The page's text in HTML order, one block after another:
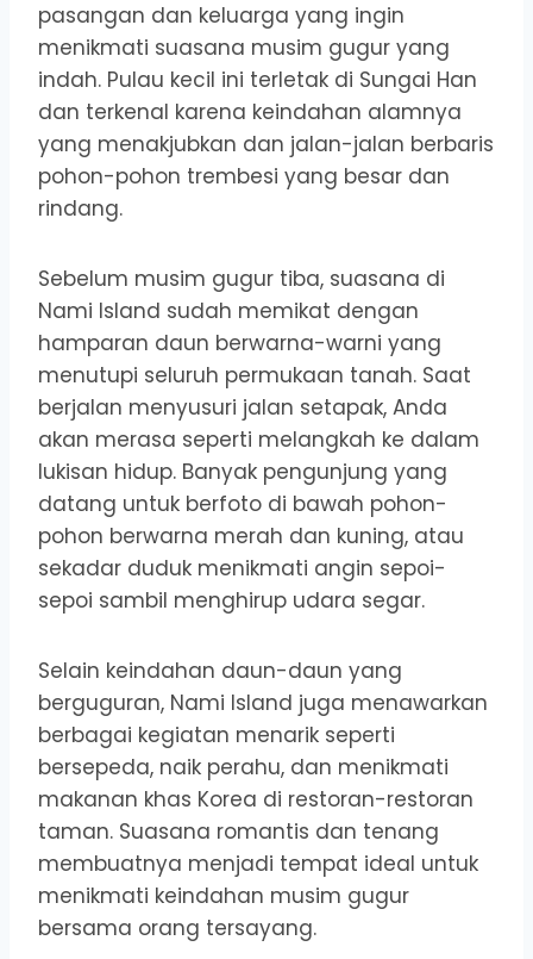
pasangan dan keluarga yang ingin
menikmati suasana musim gugur yang
indah. Pulau kecil ini terletak di Sungai Han
dan terkenal karena keindahan alamnya
yang menakjubkan dan jalan-jalan berbaris
pohon-pohon trembesi yang besar dan
rindang.
Sebelum musim gugur tiba, suasana di
Nami Island sudah memikat dengan
hamparan daun berwarna-warni yang
menutupi seluruh permukaan tanah. Saat
berjalan menyusuri jalan setapak, Anda
akan merasa seperti melangkah ke dalam
lukisan hidup. Banyak pengunjung yang
datang untuk berfoto di bawah pohon-
pohon berwarna merah dan kuning, atau
sekadar duduk menikmati angin sepoi-
sepoi sambil menghirup udara segar.
Selain keindahan daun-daun yang
berguguran, Nami Island juga menawarkan
berbagai kegiatan menarik seperti
bersepeda, naik perahu, dan menikmati
makanan khas Korea di restoran-restoran
taman. Suasana romantis dan tenang
membuatnya menjadi tempat ideal untuk
menikmati keindahan musim gugur
bersama orang tersayang.